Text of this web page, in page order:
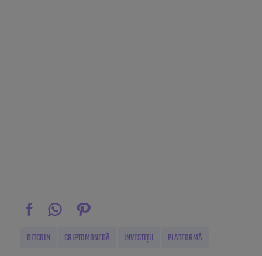
BITCOIN CRIPTOMONEDĂ INVESTIȚII PLATFORMĂ